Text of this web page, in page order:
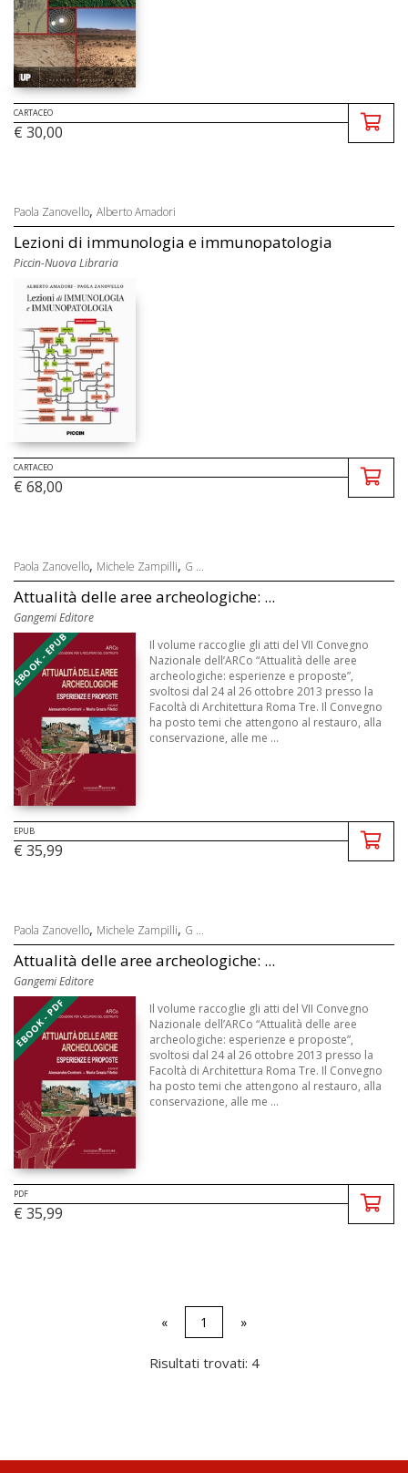
CARTACEO
€ 30,00
Paola Zanovello, Alberto Amadori
Lezioni di immunologia e immunopatologia
Piccin-Nuova Libraria
CARTACEO
€ 68,00
Paola Zanovello, Michele Zampilli, G ...
Attualità delle aree archeologiche: ...
Gangemi Editore
EBOOK - EPUB
Il volume raccoglie gli atti del VII Convegno
Nazionale dell’ARCo “Attualità delle aree
archeologiche: esperienze e proposte”,
svoltosi dal 24 al 26 ottobre 2013 presso la
Facoltà di Architettura Roma Tre. Il Convegno
ha posto temi che attengono al restauro, alla
conservazione, alle me ...
EPUB
€ 35,99
Paola Zanovello, Michele Zampilli, G ...
Attualità delle aree archeologiche: ...
Gangemi Editore
EBOOK - PDF
Il volume raccoglie gli atti del VII Convegno
Nazionale dell’ARCo “Attualità delle aree
archeologiche: esperienze e proposte”,
svoltosi dal 24 al 26 ottobre 2013 presso la
Facoltà di Architettura Roma Tre. Il Convegno
ha posto temi che attengono al restauro, alla
conservazione, alle me ...
PDF
€ 35,99
« 1 »
Risultati trovati: 4